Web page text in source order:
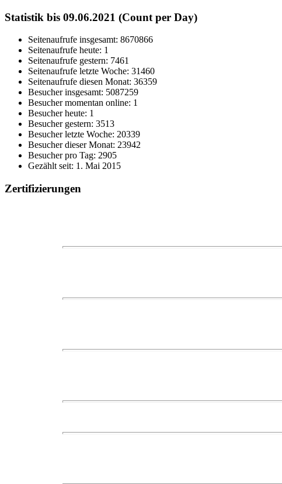
Statistik bis 09.06.2021 (Count per Day)
Seitenaufrufe insgesamt: 8670866
Seitenaufrufe heute: 1
Seitenaufrufe gestern: 7461
Seitenaufrufe letzte Woche: 31460
Seitenaufrufe diesen Monat: 36359
Besucher insgesamt: 5087259
Besucher momentan online: 1
Besucher heute: 1
Besucher gestern: 3513
Besucher letzte Woche: 20339
Besucher dieser Monat: 23942
Besucher pro Tag: 2905
Gezählt seit: 1. Mai 2015
Zertifizierungen